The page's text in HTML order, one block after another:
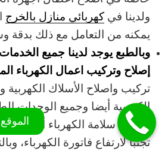
ولدينا في كهربائي منازل بالخرج
يمكنه من التعامل مع ذلك بدقة
وبالطبع يوجد لدينا جميع
إصلاح وتركيب اعمال الكهرباء
تركيب واصلاح الأسلاك الكهربية
الكهربية أيضا وجميع الوحدات
لضمان سلامة الكهرباء أثناء
تجنبا لارتفاع فاتورة الكهرباء،